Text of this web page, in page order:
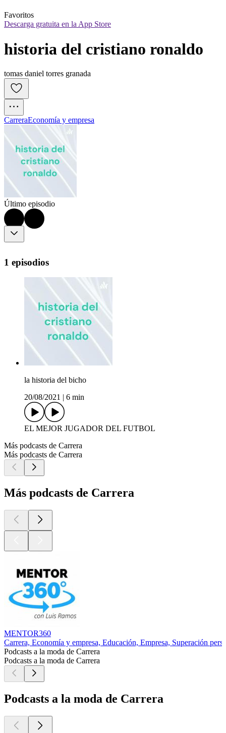
Favoritos
Descarga gratuita en la App Store
historia del cristiano ronaldo
tomas daniel torres granada
CarreraEconomía y empresa
Último episodio
1 episodios
la historia del bicho
20/08/2021
6 min
EL MEJOR JUGADOR DEL FUTBOL
Más podcasts de Carrera
Más podcasts de Carrera
Más podcasts de Carrera
MENTOR360
Carrera, Economía y empresa, Educación, Empresa, Superación
Podcasts a la moda de Carrera
Podcasts a la moda de Carrera
Podcasts a la moda de Carrera